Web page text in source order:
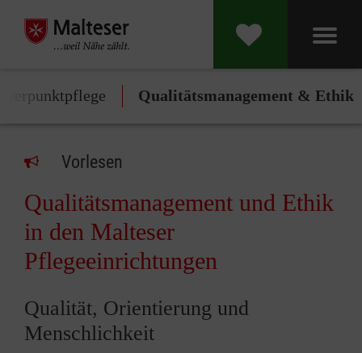
Qualitätsmanagement & Ethik
Vorlesen
Qualitätsmanagement und Ethik
in den Malteser
Pflegeeinrichtungen
Qualität, Orientierung und
Menschlichkeit